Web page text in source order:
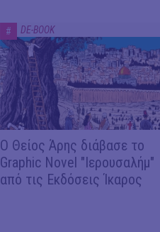
# DE-BOOK
Ο Θείος Άρης διάβασε το
Graphic Novel "Ιερουσαλήμ"
από τις Εκδόσεις Ίκαρος